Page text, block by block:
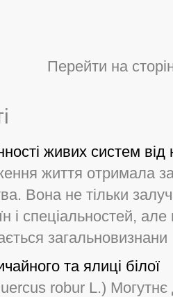
Перейти на
живих систем
життя отримала
Вона не тільки
і спеціальностей,
загальновизнани
та ялиці білої
robur L.)